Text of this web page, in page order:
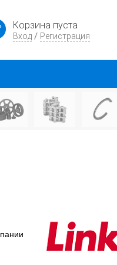
Корзина пуста
Вход / Регистрация